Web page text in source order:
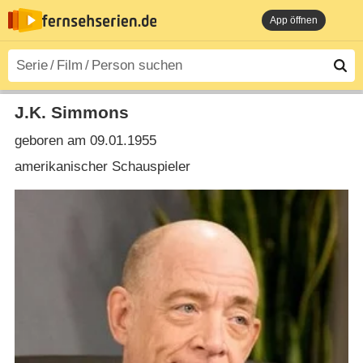
App öffnen
J.K. Simmons
geboren am 09.01.1955
amerikanischer Schauspieler